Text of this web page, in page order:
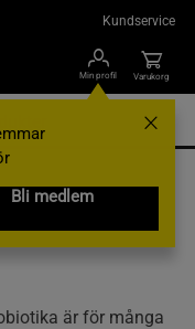
Kundservice
Min profil
Bli medlem
Varukorg
& Probiotika
är för många